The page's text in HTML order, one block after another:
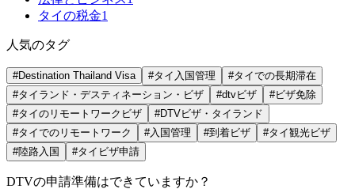
タイの税金1
人気のタグ
#Destination Thailand Visa #タイ入国管理
#タイでの長期滞在
#タイランド・デスティネーション・ビザ
#dtvビザ
#ビザ免除
#タイのリモートワークビザ
#DTVビザ・タイランド
#タイでのリモートワーク
#入国管理 #到着ビザ
#タイ観光ビザ
#陸路入国
#タイビザ申請
DTVの申請準備はできていますか？